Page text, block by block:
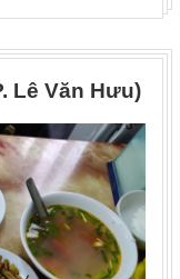
Lê Văn Hưu)